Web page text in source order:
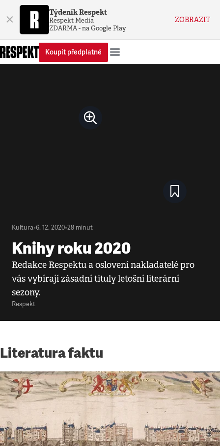
× Týdeník Respekt
Respekt Media
ZDARMA - na Google Play
ZOBRAZIT
Koupit předplatné
Kultura•6. 12. 2020•28 minut
Knihy roku 2020
Redakce Respektu a oslovení nakladatelé pro
vás vybírají zásadní tituly letošní literární
sezony.
Respekt
Literatura faktu